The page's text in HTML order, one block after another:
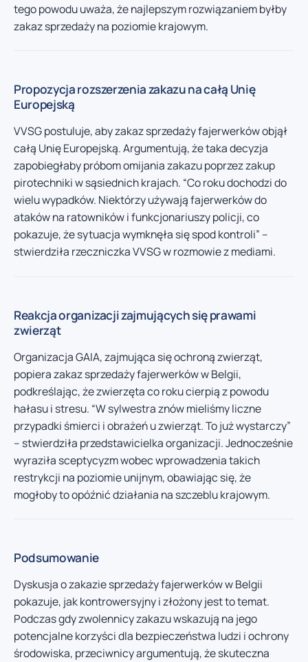
tego powodu uważa, że najlepszym rozwiązaniem byłby
zakaz sprzedaży na poziomie krajowym.
Propozycja rozszerzenia zakazu na całą Unię
Europejską
VVSG postuluje, aby zakaz sprzedaży fajerwerków objął
całą Unię Europejską. Argumentują, że taka decyzja
zapobiegłaby próbom omijania zakazu poprzez zakup
pirotechniki w sąsiednich krajach. “Co roku dochodzi do
wielu wypadków. Niektórzy używają fajerwerków do
ataków na ratowników i funkcjonariuszy policji, co
pokazuje, że sytuacja wymknęła się spod kontroli” –
stwierdziła rzeczniczka VVSG w rozmowie z mediami.
Reakcja organizacji zajmujących się prawami
zwierząt
Organizacja GAIA, zajmująca się ochroną zwierząt,
popiera zakaz sprzedaży fajerwerków w Belgii,
podkreślając, że zwierzęta co roku cierpią z powodu
hałasu i stresu. “W sylwestra znów mieliśmy liczne
przypadki śmierci i obrażeń u zwierząt. To już wystarczy”
– stwierdziła przedstawicielka organizacji. Jednocześnie
wyraziła sceptycyzm wobec wprowadzenia takich
restrykcji na poziomie unijnym, obawiając się, że
mogłoby to opóźnić działania na szczeblu krajowym.
Podsumowanie
Dyskusja o zakazie sprzedaży fajerwerków w Belgii
pokazuje, jak kontrowersyjny i złożony jest to temat.
Podczas gdy zwolennicy zakazu wskazują na jego
potencjalne korzyści dla bezpieczeństwa ludzi i ochrony
środowiska, przeciwnicy argumentują, że skuteczna